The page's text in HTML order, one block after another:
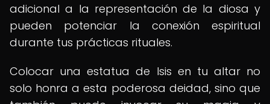
adicional a la representación de la diosa y
pueden potenciar la conexión espiritual
durante tus prácticas rituales.
Colocar una estatua de Isis en tu altar no
solo honra a esta poderosa deidad, sino que